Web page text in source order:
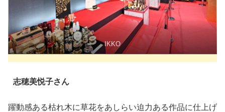
IKKO
志穂美悦子さん
躍動感ある枯れ木に草花をあしらい迫力ある作品に仕上げ